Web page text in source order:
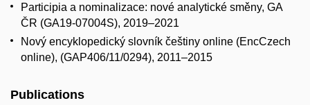
Participia a nominalizace: nové analytické směny, GA
ČR (GA19-07004S), 2019–2021
Nový encyklopedický slovník češtiny online (Enc­Czech
online), (GAP406/11/0294), 2011–2015
Publications